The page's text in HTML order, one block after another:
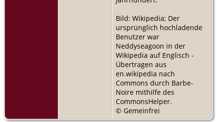
Bild: Wikipedia; Der
ursprünglich hochladende
Benutzer war
Neddyseagoon in der
Wikipedia auf Englisch -
Übertragen aus
en.wikipedia nach
Commons durch Barbe-
Noire mithilfe des
CommonsHelper.
© Gemeinfrei